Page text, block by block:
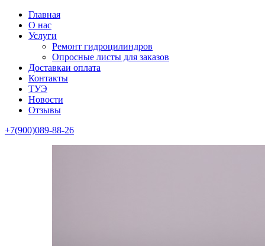
Главная
О нас
Услуги
Ремонт гидроцилиндров
Опросные листы для заказов
Доставкаи оплата
Контакты
ТУЭ
Новости
Отзывы
+7(900)089-88-26